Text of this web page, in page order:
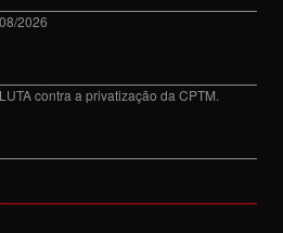
2026
contra a privatização da CPTM.